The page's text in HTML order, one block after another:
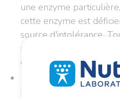
une enzyme
cette enzyme est
source d'intolérance.
produits laitiers sont
concernées : fromage,
Les produits